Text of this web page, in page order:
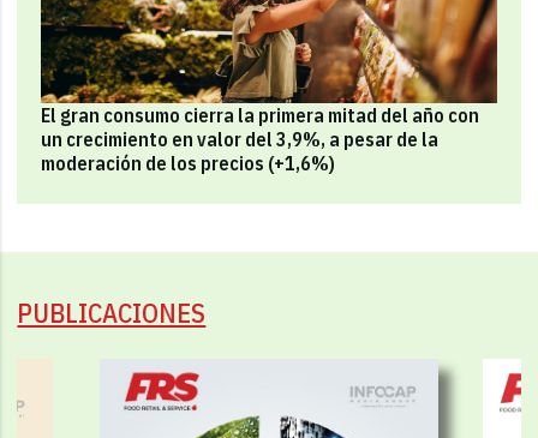
El gran consumo cierra la primera mitad del año con
un crecimiento en valor del 3,9%, a pesar de la
moderación de los precios (+1,6%)
PUBLICACIONES